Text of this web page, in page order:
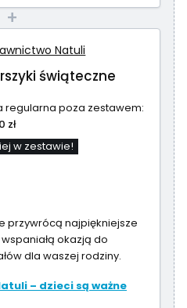
+
Natuli
świąteczne
regularna poza zestawem:
zł
w zestawie!
przywrócą najpiękniejsze
okazją do
dla waszej rodziny.
– dzieci są ważne